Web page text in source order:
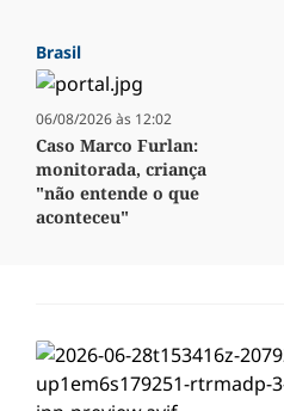
Brasil
06/08/2026 às 12:02
Caso Marco Furlan:
monitorada, criança
"não entende o que
aconteceu"